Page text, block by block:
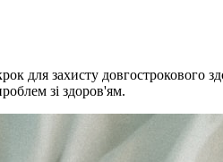
для захисту довгострокового
зі здоров'ям.